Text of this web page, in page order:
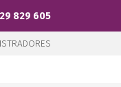
829 605